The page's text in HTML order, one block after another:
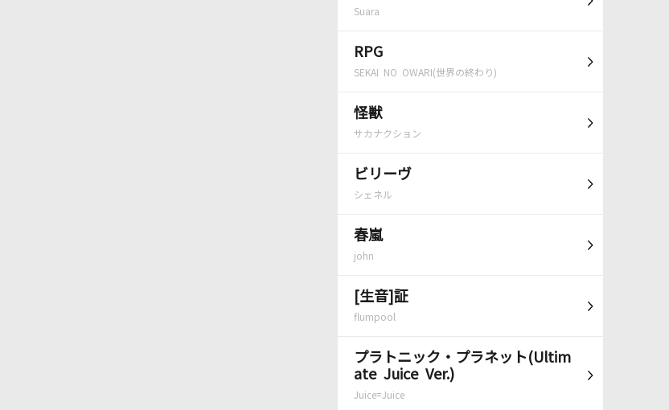
Suara
RPG
SEKAI NO OWARI(世界の終わり)
怪獣
サカナクション
ビリーヴ
シェネル
春嵐
john
[生音]証
flumpool
プラトニック・プラネット(Ultim
ate Juice Ver.)
Juice=Juice